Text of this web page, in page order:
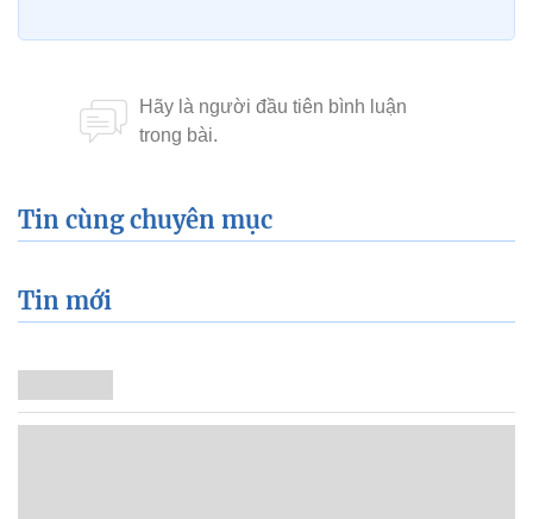
Tin cùng chuyên mục
Tin mới